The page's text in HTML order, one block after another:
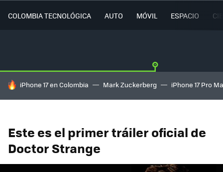
COLOMBIA TECNOLÓGICA AUTO MÓVIL ESPACIO
HOY SE HABLA DE
iPhone 17 en Colombia Mark Zuckerberg iPhone 17 Pro
Este es el primer tráiler oficial de
Doctor Strange